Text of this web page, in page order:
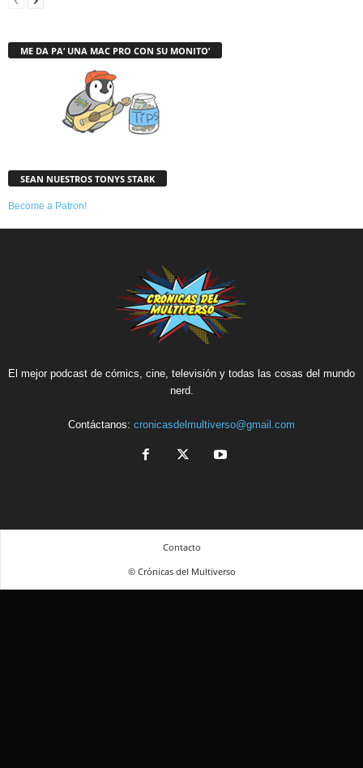
ME DA PA’ UNA MAC PRO CON SU MONITO’
SEAN NUESTROS TONYS STARK
Become a Patron!
El mejor podcast de cómics, cine, televisión y todas las cosas del mundo
nerd.
Contáctanos: cronicasdelmultiverso@gmail.com
Contacto
© Crónicas del Multiverso